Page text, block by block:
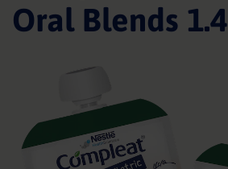
Oral Blends 1.4